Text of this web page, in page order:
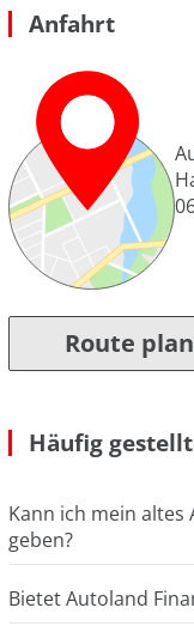
Anfahrt
Route
Häufig
Kann ich mein
geben?
Bietet Autoland